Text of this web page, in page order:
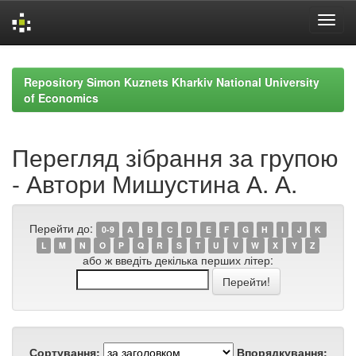
navigationRepository Simon Kuznets Kharkiv National University
of Economics
Перегляд зібрання за групою
- Автори Мишустина А. А.
Перейти до: 0-9 A B C D E F G H I J
K
L
M N O P Q R S T U V W X Y Z
або ж введіть декілька перших літер:
Сортування: Впорядкування: